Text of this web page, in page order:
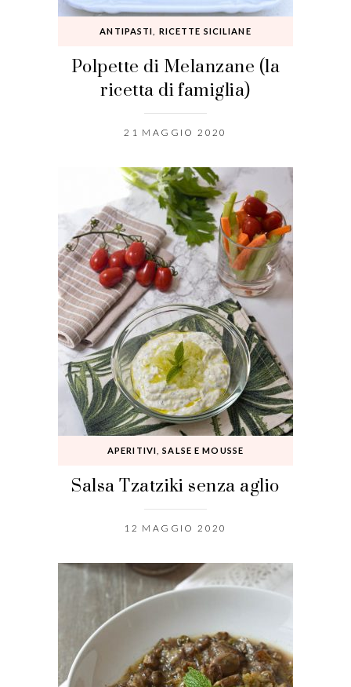
ANTIPASTI RICETTE SICILIANE
Polpette di Melanzane (la
ricetta di famiglia)
21 MAGGIO 2020
APERITIVI ,SALSE E MOUSSE
Salsa Tzatziki senza aglio
12 MAGGIO 2020